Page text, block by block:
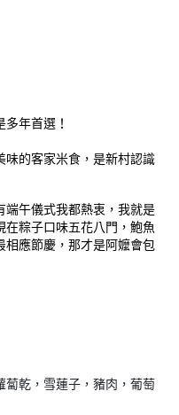
年首選！
味的客家米食，是新村認識
端午儀式我都熱衷，我就是
在粽子口味五花八門，鮑魚
相應節慶，那才是阿嬤會包
蔔乾，雪蓮子，豬肉，葡萄